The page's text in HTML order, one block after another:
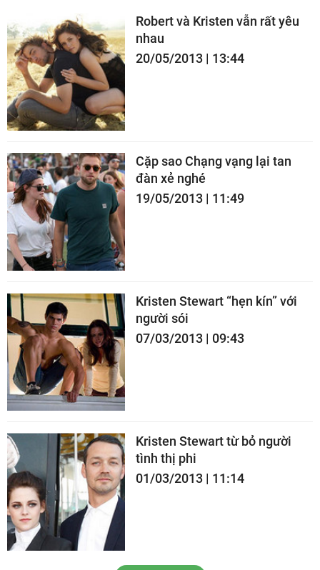
Robert và Kristen vẫn rất yêu
nhau
20/05/2013 | 13:44
Cặp sao Chạng vạng lại tan
đàn xẻ nghé
19/05/2013 | 11:49
Kristen Stewart “hẹn kín” với
người sói
07/03/2013 | 09:43
Kristen Stewart từ bỏ người
tình thị phi
01/03/2013 | 11:14